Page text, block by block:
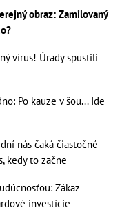
obraz: Zamilovaný
vírus! Úrady spustili
Po kauze v šou... Ide
nás čaká čiastočné
kedy to začne
Zákaz
investície